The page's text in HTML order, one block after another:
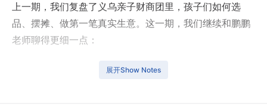
上一期，我们复盘了义乌亲子财商团里，孩子们如何选
品、摆摊、做第一笔真实生意。这一期，我们继续和鹏鹏
老师聊得更细一点：
财商到底是什么？孩子要怎么从日常生活里理解钱？家长
展开Show Notes